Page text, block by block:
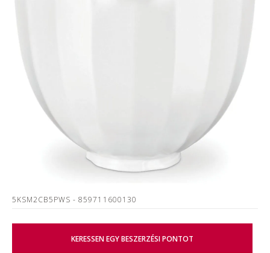
5KSM2CB5PWS - 859711600130
KERESSEN EGY BESZERZÉSI PONTOT